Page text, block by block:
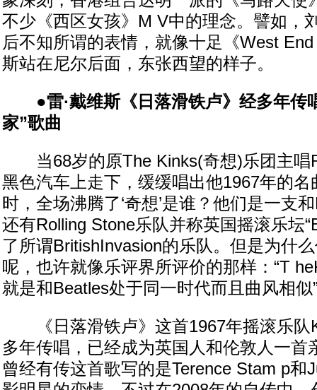
不少《西区女孩》M V中的理念。譬如，
后不知所谓的表情，就像十足《West
斯站在尼尔后面，东张西望的样子。
●雷·戴维斯《日落滑铁卢》经多年传
家”歌曲
当68岁的原The Kinks(奇想)乐团主唱
黑色汽车上走下，缓缓唱出他1967年的
时，全场沸腾了‘奇想’是谁？他们是一支
还有Rolling Stone乐队并称英国摇滚乐坛
了所谓BritishInvasion的乐队。但是为什
呢，也许就像乐评界所评价的那样：“T
就是和Beatles处于同一时代而且曲风相似
《日落滑铁卢》这首1967年摇滚乐队
多年传唱，已经成为英国人和伦敦人一首
曾经有传这首歌写的是Terence Stam p和